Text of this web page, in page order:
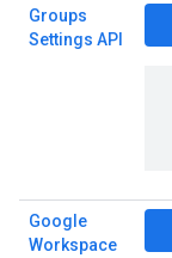
Groups
Settings API
Google
Workspace